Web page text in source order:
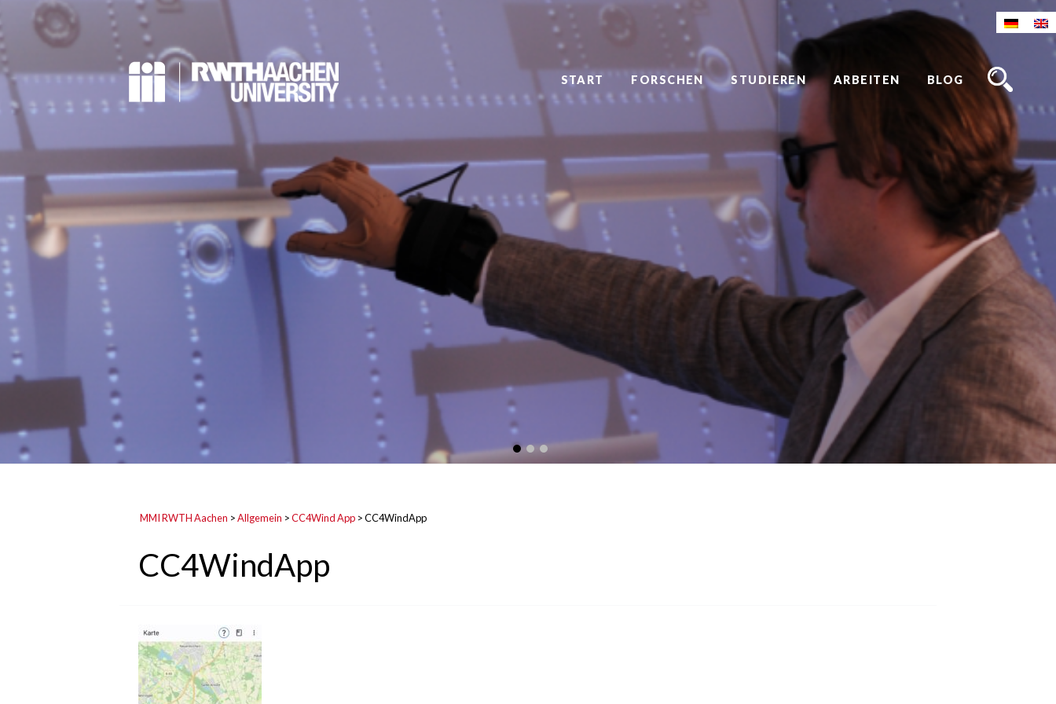
START FORSCHEN STUDIEREN ARBEITEN BLOG
MMI RWTH Aachen >Allgemein >CC4Wind App>CC4WindApp
CC4WindApp